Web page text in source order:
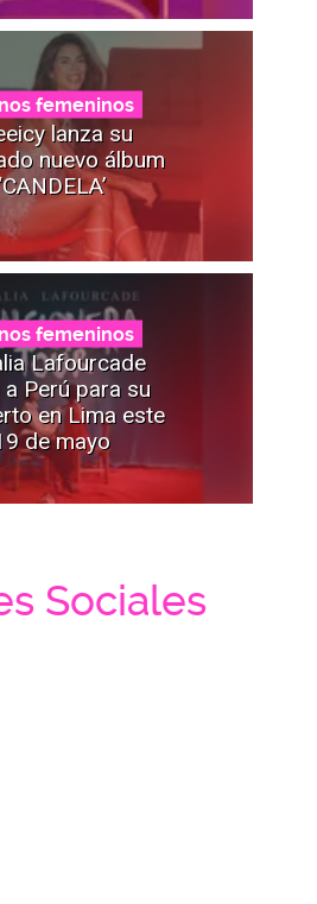
femeninos
lanza su
nuevo álbum
femeninos
Lafourcade
a Perú para su
en Lima este
de mayo
Sociales